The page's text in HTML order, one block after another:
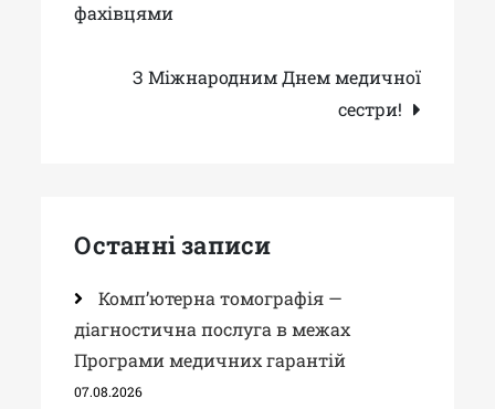
фахівцями
З Міжнародним Днем медичної
сестри!
Останні записи
Комп’ютерна томографія —
діагностична послуга в межах
Програми медичних гарантій
07.08.2026